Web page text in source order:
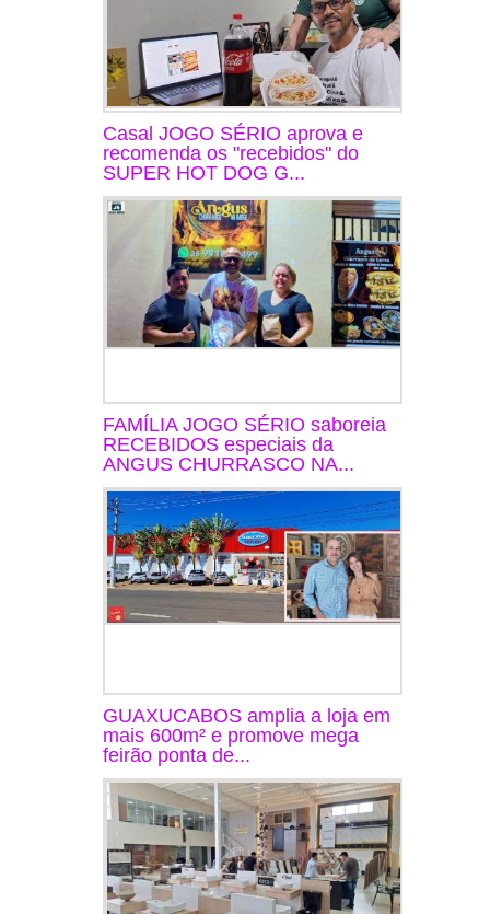
Casal JOGO SÉRIO aprova e
recomenda os "recebidos" do
SUPER HOT DOG G...
FAMÍLIA JOGO SÉRIO saboreia
RECEBIDOS especiais da
ANGUS CHURRASCO NA...
GUAXUCABOS amplia a loja em
mais 600m² e promove mega
feirão ponta de...